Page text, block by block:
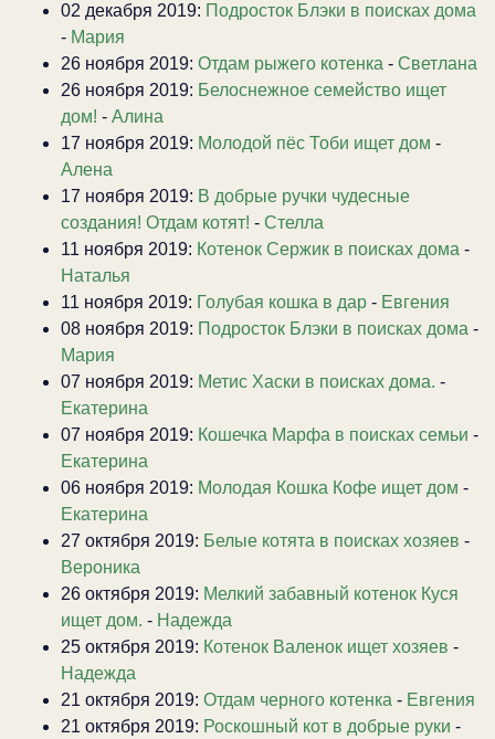
02 декабря 2019: Подросток Блэки в поисках дома
- Мария
26 ноября 2019: Отдам рыжего котенка - Светлана
26 ноября 2019: Белоснежное семейство ищет
дом! - Алина
17 ноября 2019: Молодой пёс Тоби ищет дом -
Алена
17 ноября 2019: В добрые ручки чудесные
создания! Отдам котят! - Стелла
11 ноября 2019: Котенок Сержик в поисках дома -
Наталья
11 ноября 2019: Голубая кошка в дар - Евгения
08 ноября 2019: Подросток Блэки в поисках дома -
Мария
07 ноября 2019: Метис Хаски в поисках дома. -
Екатерина
07 ноября 2019: Кошечка Марфа в поисках семьи -
Екатерина
06 ноября 2019: Молодая Кошка Кофе ищет дом -
Екатерина
27 октября 2019: Белые котята в поисках хозяев -
Вероника
26 октября 2019: Мелкий забавный котенок Куся
ищет дом. - Надежда
25 октября 2019: Котенок Валенок ищет хозяев -
Надежда
21 октября 2019: Отдам черного котенка - Евгения
21 октября 2019: Роскошный кот в добрые руки -